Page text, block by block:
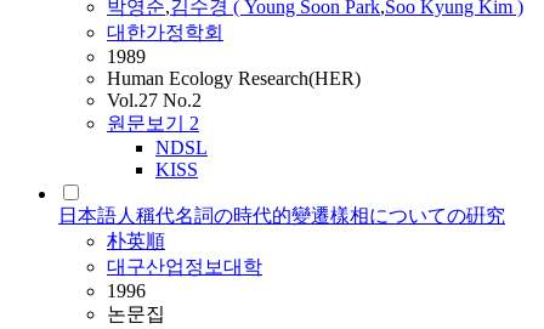
박영순,김수경 ( Young Soon Park,Soo Kyung Kim )
대한가정학회
1989
Human Ecology Research(HER)
Vol.27 No.2
원문보기 2
NDSL
KISS
日本語人稱代名詞の時代的變遷樣相についての硏究
朴英順
대구산업정보대학
1996
논문집